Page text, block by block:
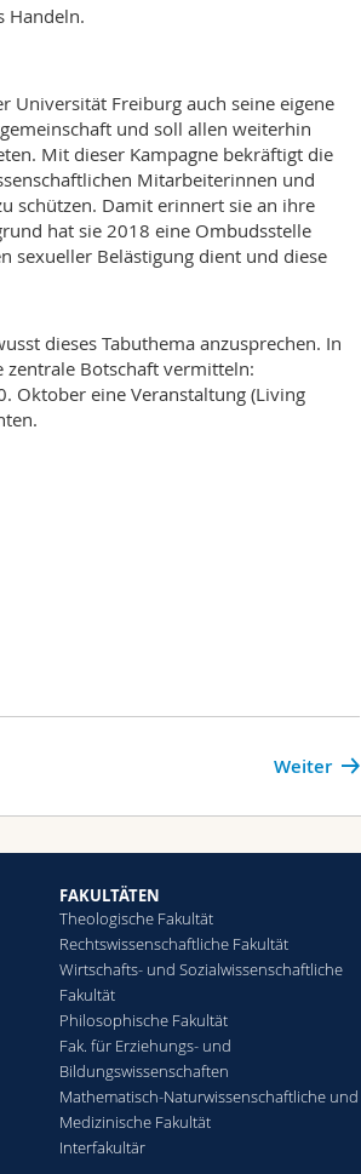
Handeln.
Universität Freiburg auch seine eigene
und soll allen weiterhin
Mit dieser Kampagne bekräftigt die
Mitarbeiterinnen und
schützen. Damit erinnert sie an ihre
hat sie 2018 eine Ombudsstelle
sexueller Belästigung dient und diese
dieses Tabuthema anzusprechen. In
zentrale Botschaft vermitteln:
Oktober eine Veranstaltung (Living
Weiter
FAKULTÄTEN
Theologische Fakultät
Rechtswissenschaftliche Fakultät
Wirtschafts- und Sozialwissenschaftliche
Fakultät
Philosophische Fakultät
Fak. für Erziehungs- und
Bildungswissenschaften
Mathematisch-Naturwissenschaftliche und
Medizinische Fakultät
Interfakultär